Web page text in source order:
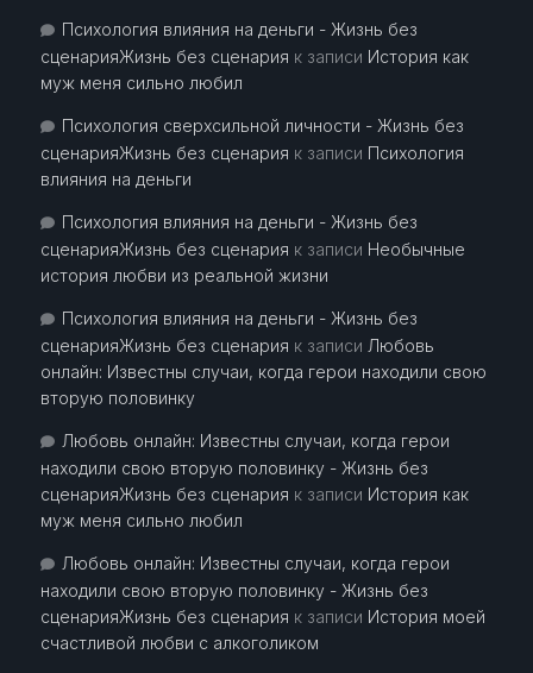
Психология влияния на деньги - Жизнь без
сценарияЖизнь без сценария к записи История как
муж меня сильно любил
Психология сверхсильной личности - Жизнь без
сценарияЖизнь без сценария к записи Психология
влияния на деньги
Психология влияния на деньги - Жизнь без
сценарияЖизнь без сценария к записи Необычные
история любви из реальной жизни
Психология влияния на деньги - Жизнь без
сценарияЖизнь без сценария к записи Любовь
онлайн: Известны случаи, когда герои находили свою
вторую половинку
Любовь онлайн: Известны случаи, когда герои
находили свою вторую половинку - Жизнь без
сценарияЖизнь без сценария к записи История как
муж меня сильно любил
Любовь онлайн: Известны случаи, когда герои
находили свою вторую половинку - Жизнь без
сценарияЖизнь без сценария к записи История моей
счастливой любви с алкоголиком